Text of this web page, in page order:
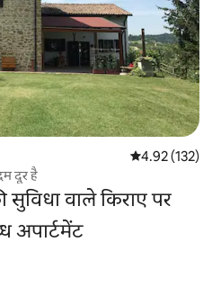
औसत रेटिंग 5 में से
4.92 (132)
दूर है
वाले किराए पर
अपार्टमेंट